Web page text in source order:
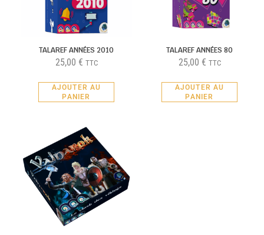
TALAREF ANNÉES 2010
25,00 € TTC
AJOUTER AU
PANIER
TALAREF ANNÉES 80
25,00 € TTC
AJOUTER AU
PANIER